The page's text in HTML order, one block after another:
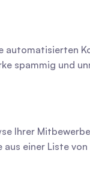
automatisierten
spammig und
Ihrer
einer Liste